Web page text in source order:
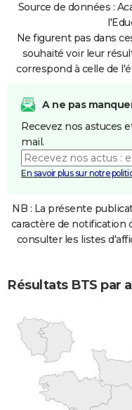
Source de données :
Ne figurent pas dans
souhaité voir leur
correspond à celle de
A ne pas
Recevez nos astuces
mail.
En savoir plus sur notre
NB : La présente
caractère de notification
consulter les listes
Résultats BTS par